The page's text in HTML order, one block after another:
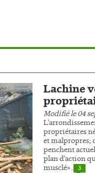
Lachine
Modifié le 04
propriétaires
et malpropres;
penchent
plan d'action
musclé».. 3